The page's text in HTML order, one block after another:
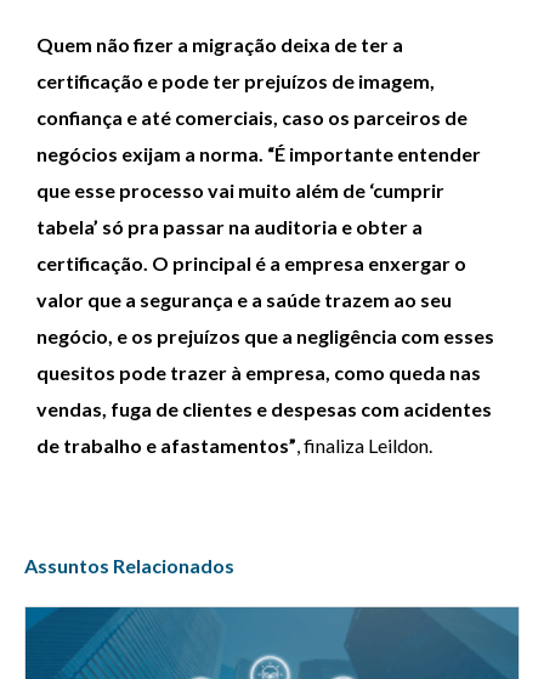
Quem não fizer a migração deixa de ter a
certificação e pode ter prejuízos de imagem,
confiança e até comerciais, caso os parceiros de
negócios exijam a norma. “É importante entender
que esse processo vai muito além de ‘cumprir
tabela’ só pra passar na auditoria e obter a
certificação. O principal é a empresa enxergar o
valor que a segurança e a saúde trazem ao seu
negócio, e os prejuízos que a negligência com esses
quesitos pode trazer à empresa, como queda nas
vendas, fuga de clientes e despesas com acidentes
de trabalho e afastamentos” , finaliza Leildon.
Assuntos Relacionados